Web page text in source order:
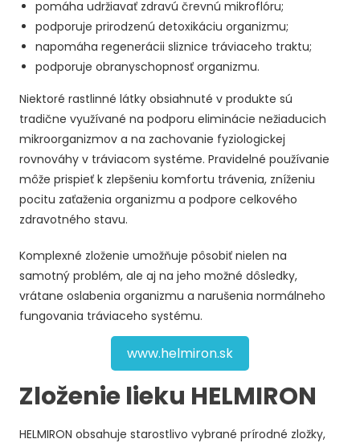
pomáha udržiavať zdravú črevnú mikroflóru;
podporuje prirodzenú detoxikáciu organizmu;
napomáha regenerácii sliznice tráviaceho traktu;
podporuje obranyschopnosť organizmu.
Niektoré rastlinné látky obsiahnuté v produkte sú
tradične využívané na podporu eliminácie nežiaducich
mikroorganizmov a na zachovanie fyziologickej
rovnováhy v tráviacom systéme. Pravidelné používanie
môže prispieť k zlepšeniu komfortu trávenia, zníženiu
pocitu zaťaženia organizmu a podpore celkového
zdravotného stavu.
Komplexné zloženie umožňuje pôsobiť nielen na
samotný problém, ale aj na jeho možné dôsledky,
vrátane oslabenia organizmu a narušenia normálneho
fungovania tráviaceho systému.
www.helmiron.sk
Zloženie lieku HELMIRON
HELMIRON obsahuje starostlivo vybrané prírodné zložky,